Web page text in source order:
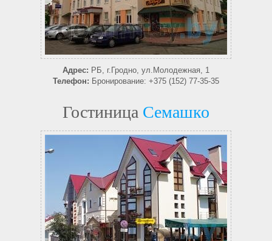
Адрес: РБ, г.Гродно, ул.Молодежная, 1
Телефон: Бронирование: +375 (152) 77-35-35
Гостиница Семашко